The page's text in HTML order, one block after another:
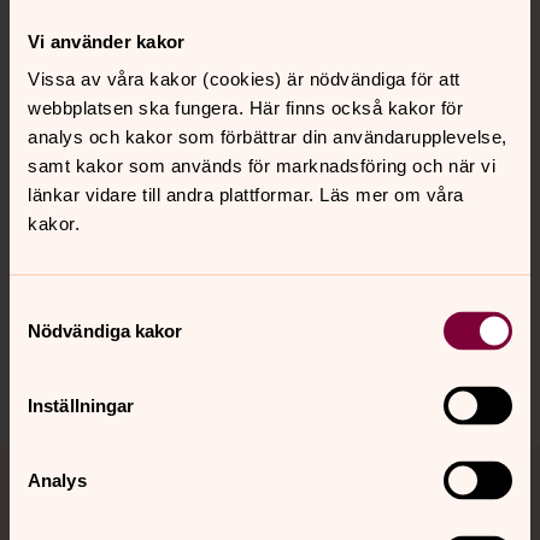
Vi använder kakor
Vissa av våra kakor (cookies) är nödvändiga för att
webbplatsen ska fungera. Här finns också kakor för
analys och kakor som förbättrar din användarupplevelse,
samt kakor som används för marknadsföring och när vi
länkar vidare till andra plattformar. Läs mer om våra
kakor.
Nödvändiga kakor
Inställningar
Analys
Kontakt
Kalender
Hitta snabbt
Jourhavande präst